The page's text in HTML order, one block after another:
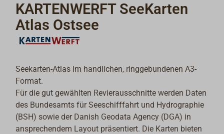
KARTENWERFT SeeKarten
Atlas Ostsee
Seekarten-Atlas im handlichen, ringgebundenen A3-
Format.
Für die gut gewählten Revierausschnitte werden Daten
des Bundesamts für Seeschifffahrt und Hydrographie
(BSH) sowie der Danish Geodata Agency (DGA) in
ansprechendem Layout präsentiert. Die Karten bieten